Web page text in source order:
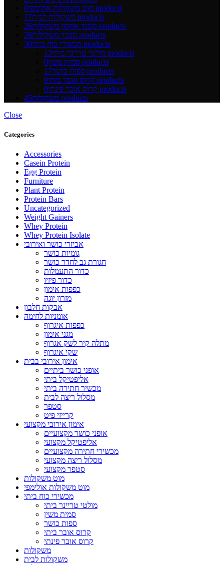
מוט משקולות אולימפי 0 products
משקולות לבית 17 products
סטנד אחסון משקולות 26 products
סטנד משקולות 26 products
מכשירי כוח ביתי 30 products
מולטי טריינר ביתי 13 products
סמית משין 0 products
ספות כושר 17 products
קרוס אובר ביתי 0 products
קרוס אובר פינתי 0 products
משקולות 45 products
Close
Categories
Accessories
Casein Protein
Egg Protein
Furniture
Plant Protein
Protein Bars
Uncategorized
Weight Gainers
Whey Protein
Whey Protein Isolate
אביזרי כושר ואירובי
גומיות כושר
חגורת גב לחדר כושר
כדור התעמלות
כדור פיזיו
כפפות אימון
מזרון יוגה
אבקות חלבון
אומניות לחימה
כפפות איגרוף
מגני אימון
מתלה קיר לשק אגרוף
שקי איגרוף
אימון אירובי בבית
אופני כושר ביתיים
אליפטיקל ביתי
מכשיר חתירה ביתי
מסלול ריצה לבית
סטפר
קרייזי פיט
אימון אירובי מקצועי
אופני כושר מקצועיים
אליפטיקל מקצועי
מכשירי חתירה מקצועיים
מסלול ריצה מקצועי
סטפר מקצועי
מוט משקולות
מוט משקולות אולימפי
מכשירי כוח ביתי
מולטי טריינר ביתי
סמית משין
ספות כושר
קרוס אובר ביתי
קרוס אובר פינתי
משקולות
משקולות לבית